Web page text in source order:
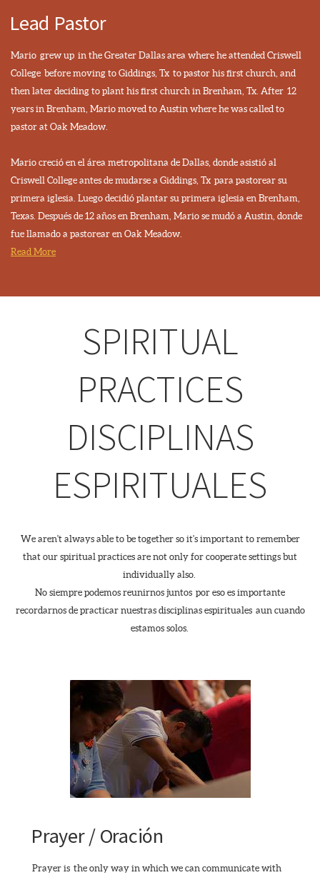
Lead Pastor
Mario grew up in the Greater Dallas area where he attended Criswell
College before moving to Giddings, Tx to pastor his first church, and
then later deciding to plant his first church in Brenham, Tx. After 12
years in Brenham, Mario moved to Austin where he was called to
pastor at Oak Meadow.
Mario creció en el área metropolitana de Dallas, donde asistió al
Criswell College antes de mudarse a Giddings, Tx para pastorear su
primera iglesia. Luego decidió plantar su primera iglesia en Brenham,
Texas. Después de 12 años en Brenham, Mario se mudó a Austin, donde
fue llamado a pastorear en Oak Meadow.
Read More
SPIRITUAL
PRACTICES
DISCIPLINAS
ESPIRITUALES
We aren't always able to be together so it's important to remember
that our spiritual practices are not only for cooperate settings but
individually also.
No siempre podemos reunirnos juntos por eso es importante
recordarnos de practicar nuestras disciplinas espirituales aun cuando
estamos solos.
Prayer / Oración
Prayer is the only way in which we can communicate with